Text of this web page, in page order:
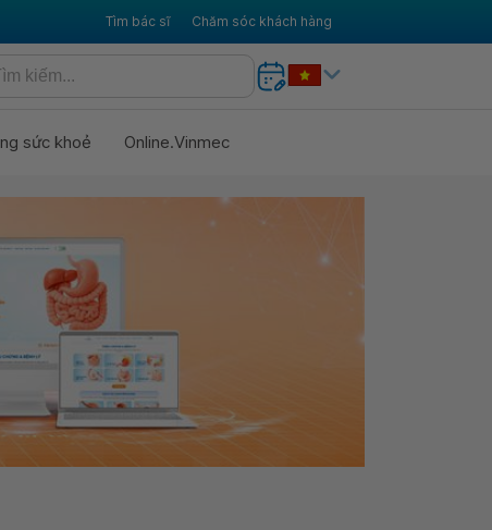
Tìm bác sĩ Chăm sóc khách hàng
sức khoẻ Online.Vinmec